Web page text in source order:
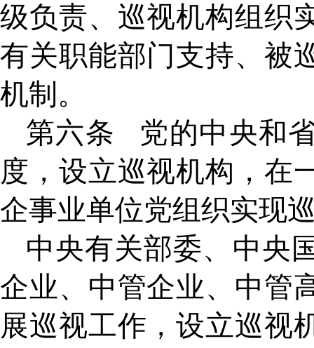
级负责、巡视机构组织
有关职能部门支持、被
机制。
第六条
党的中央和
度，设立巡视机构，在
企事业单位党组织实现
中央有关部委、中央
企业、中管企业、中管
展巡视工作，设立巡视